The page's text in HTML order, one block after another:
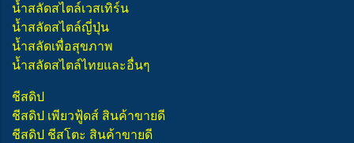
น้ำสลัดสไตล์เวสเทิร์น
น้ำสลัดสไตล์ญี่ปุ่น
น้ำสลัดเพื่อสุขภาพ
น้ำสลัดสไตล์ไทยและอื่นๆ
ชีสดิป
ชีสดิป เพียวฟู้ดส์ สินค้าขายดี
ชีสดิป ชีสโตะ สินค้าขายดี